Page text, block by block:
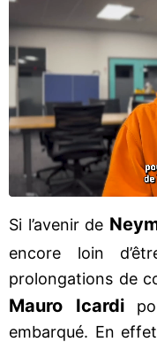
Si l’avenir de
encore loin
prolongations de
Mauro Icardi
embarqué. En